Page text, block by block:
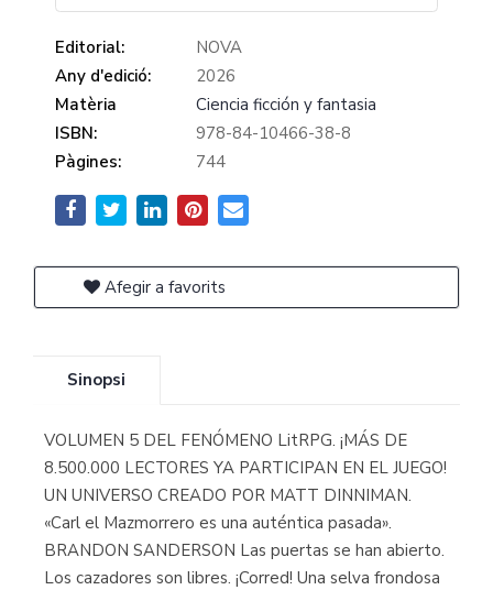
Editorial:
NOVA
Any d'edició:
2026
Matèria
Ciencia ficción y fantasia
ISBN:
978-84-10466-38-8
Pàgines:
744
Afegir a favorits
Sinopsi
VOLUMEN 5 DEL FENÓMENO LitRPG. ¡MÁS DE
8.500.000 LECTORES YA PARTICIPAN EN EL JUEGO!
UN UNIVERSO CREADO POR MATT DINNIMAN.
«Carl el Mazmorrero es una auténtica pasada».
BRANDON SANDERSON Las puertas se han abierto.
Los cazadores son libres. ¡Corred! Una selva frondosa